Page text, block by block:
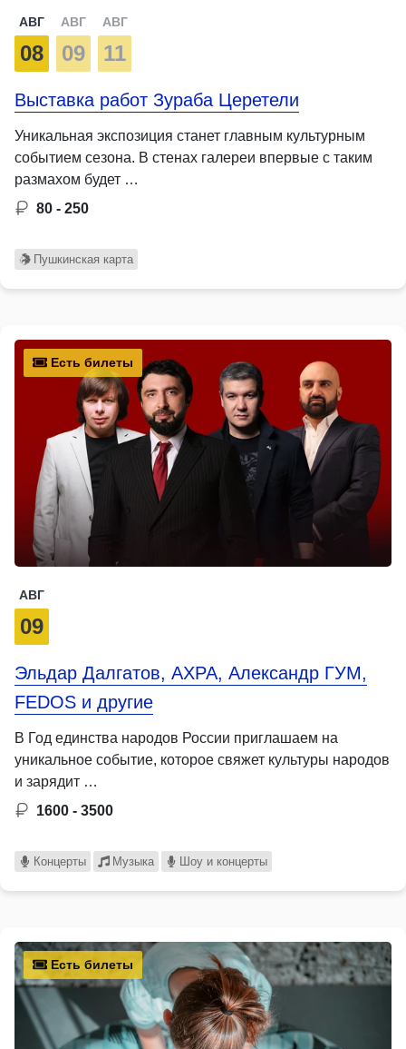
АВГ
08
АВГ
09
АВГ
11
Выставка работ Зураба Церетели
Уникальная экспозиция станет главным культурным
событием сезона. В стенах галереи впервые с таким
размахом будет …
80 - 250
Пушкинская карта
Есть билеты
АВГ
09
Эльдар Далгатов, АХРА, Александр ГУМ,
FEDOS и другие
В Год единства народов России приглашаем на
уникальное событие, которое свяжет культуры народов
и зарядит …
1600 - 3500
Концерты Музыка Шоу и концерты
Есть билеты